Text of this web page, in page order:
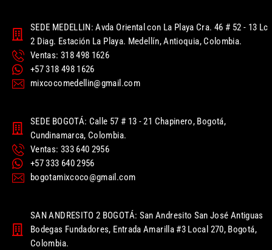
SEDE MEDELLIN: Avda Oriental con La Playa Cra. 46 # 52 - 13 Lc
2 Diag. Estación La Playa. Medellín, Antioquia, Colombia.
Ventas: 318 498 1626
+57 318 498 1626
mixcocomedellin@gmail.com
SEDE BOGOTÁ: Calle 57 # 13 - 21 Chapinero, Bogotá,
Cundinamarca, Colombia.
Ventas: 333 640 2956
+57 333 640 2956
bogotamixcoco@gmail.com
SAN ANDRESITO 2 BOGOTÁ: San Andresito San José Antiguas
Bodegas Fundadores, Entrada Amarilla #3 Local 270, Bogotá,
Colombia.